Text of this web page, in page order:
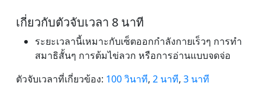
เกี่ยวกับตัวจับเวลา 8 นาที
ระยะเวลานี้เหมาะกับเซ็ตออกกำลังกายเร็วๆ การทำ
สมาธิสั้นๆ การต้มไข่ลวก หรือการอ่านแบบจดจ่อ
ตัวจับเวลาที่เกี่ยวข้อง: 100 วินาที, 2 นาที, 3 นาที